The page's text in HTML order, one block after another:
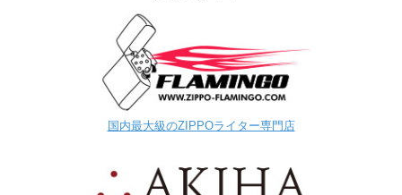
国内最大級のZIPPOライター専門店